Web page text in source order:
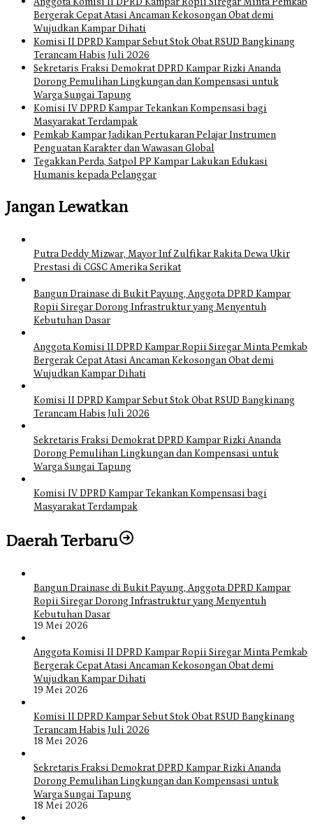
Bergerak Cepat Atasi Ancaman Kekosongan Obat demi
Wujudkan Kampar Dihati
Komisi II DPRD Kampar Sebut Stok Obat RSUD Bangkinang
Terancam Habis Juli 2026
Sekretaris Fraksi Demokrat DPRD Kampar Rizki Ananda
Dorong Pemulihan Lingkungan dan Kompensasi untuk
Warga Sungai Tapung
Komisi IV DPRD Kampar Tekankan Kompensasi bagi
Masyarakat Terdampak
Pemkab Kampar Jadikan Pertukaran Pelajar Instrumen
Penguatan Karakter dan Wawasan Global
Tegakkan Perda, Satpol PP Kampar Lakukan Edukasi
Humanis kepada Pelanggar
Jangan Lewatkan
Putra Deddy Mizwar, Mayor Inf Zulfikar Rakita Dewa Ukir
Prestasi di CGSC Amerika Serikat
Bangun Drainase di Bukit Payung, Anggota DPRD Kampar
Ropii Siregar Dorong Infrastruktur yang Menyentuh
Kebutuhan Dasar
Anggota Komisi II DPRD Kampar Ropii Siregar Minta Pemkab
Bergerak Cepat Atasi Ancaman Kekosongan Obat demi
Wujudkan Kampar Dihati
Komisi II DPRD Kampar Sebut Stok Obat RSUD Bangkinang
Terancam Habis Juli 2026
Sekretaris Fraksi Demokrat DPRD Kampar Rizki Ananda
Dorong Pemulihan Lingkungan dan Kompensasi untuk
Warga Sungai Tapung
Komisi IV DPRD Kampar Tekankan Kompensasi bagi
Masyarakat Terdampak
Daerah Terbaru
Bangun Drainase di Bukit Payung, Anggota DPRD Kampar
Ropii Siregar Dorong Infrastruktur yang Menyentuh
Kebutuhan Dasar
19 Mei 2026
Anggota Komisi II DPRD Kampar Ropii Siregar Minta Pemkab
Bergerak Cepat Atasi Ancaman Kekosongan Obat demi
Wujudkan Kampar Dihati
19 Mei 2026
Komisi II DPRD Kampar Sebut Stok Obat RSUD Bangkinang
Terancam Habis Juli 2026
18 Mei 2026
Sekretaris Fraksi Demokrat DPRD Kampar Rizki Ananda
Dorong Pemulihan Lingkungan dan Kompensasi untuk
Warga Sungai Tapung
18 Mei 2026